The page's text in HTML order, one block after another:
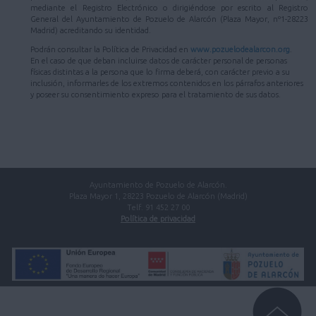
mediante el Registro Electrónico o dirigiéndose por escrito al Registro
General del Ayuntamiento de Pozuelo de Alarcón (Plaza Mayor, nº1-28223
Madrid) acreditando su identidad.
Podrán consultar la Política de Privacidad en www.pozuelodealarcon.org
En el caso de que deban incluirse datos de carácter personal de personas
físicas distintas a la persona que lo firma deberá, con carácter previo a su
inclusión, informarles de los extremos contenidos en los párrafos anteriores
y poseer su consentimiento expreso para el tratamiento de sus datos.
Ayuntamiento de Pozuelo de Alarcón.
Plaza Mayor 1, 28223 Pozuelo de Alarcón (Madrid)
Telf. 91 452 27 00
Política de privacidad